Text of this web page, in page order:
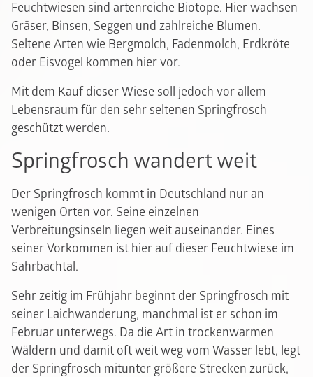
Feuchtwiesen sind artenreiche Biotope. Hier wachsen
Gräser, Binsen, Seggen und zahlreiche Blumen.
Seltene Arten wie Bergmolch, Fadenmolch, Erdkröte
oder Eisvogel kommen hier vor.
Mit dem Kauf dieser Wiese soll jedoch vor allem
Lebensraum für den sehr seltenen Springfrosch
geschützt werden.
Springfrosch wandert weit
Der Springfrosch kommt in Deutschland nur an
wenigen Orten vor. Seine einzelnen
Verbreitungsinseln liegen weit auseinander. Eines
seiner Vorkommen ist hier auf dieser Feuchtwiese im
Sahrbachtal.
Sehr zeitig im Frühjahr beginnt der Springfrosch mit
seiner Laichwanderung, manchmal ist er schon im
Februar unterwegs. Da die Art in trockenwarmen
Wäldern und damit oft weit weg vom Wasser lebt, legt
der Springfrosch mitunter größere Strecken zurück,